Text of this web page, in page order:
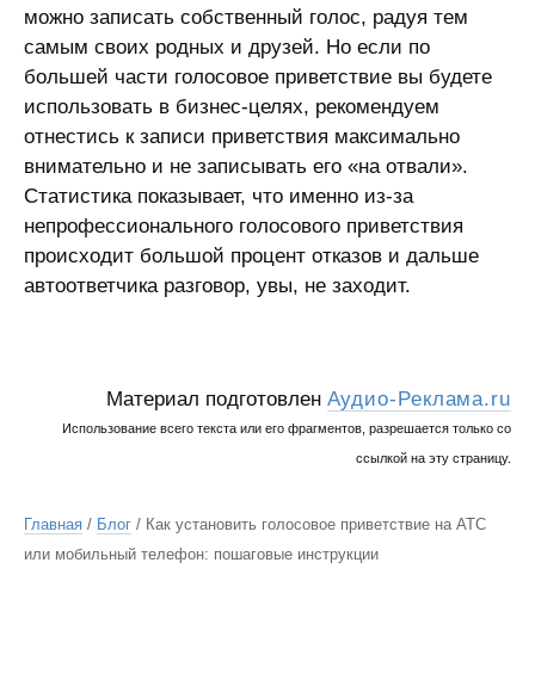
можно записать собственный голос, радуя тем
самым своих родных и друзей. Но если по
большей части голосовое приветствие вы будете
использовать в бизнес-целях, рекомендуем
отнестись к записи приветствия максимально
внимательно и не записывать его «на отвали».
Статистика показывает, что именно из-за
непрофессионального голосового приветствия
происходит большой процент отказов и дальше
автоответчика разговор, увы, не заходит.
Материал подготовлен Аудио-Реклама.ru
Использование всего текста или его фрагментов, разрешается только со
ссылкой на эту страницу.
Главная / Блог / Как установить голосовое приветствие на АТС
или мобильный телефон: пошаговые инструкции